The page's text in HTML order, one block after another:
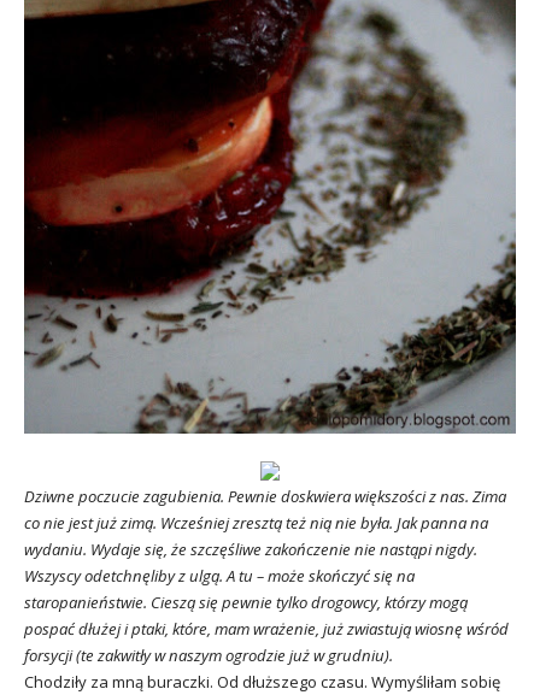
Dziwne poczucie zagubienia. Pewnie doskwiera większości z nas. Zima
co nie jest już zimą. Wcześniej zresztą też nią nie była. Jak panna na
wydaniu. Wydaje się, że szczęśliwe zakończenie nie nastąpi nigdy.
Wszyscy odetchnęliby z ulgą. A tu – może skończyć się na
staropanieństwie. Cieszą się pewnie tylko drogowcy, którzy mogą
pospać dłużej i ptaki, które, mam wrażenie, już zwiastują wiosnę wśród
forsycji (te zakwitły w naszym ogrodzie już w grudniu).
Chodziły za mną buraczki. Od dłuższego czasu. Wymyśliłam sobię